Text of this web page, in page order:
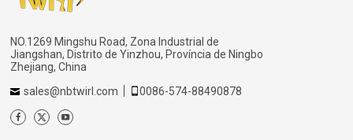
NO.1269 Mingshu Road, Zona Industrial de
Jiangshan, Distrito de Yinzhou, Província de Ningbo
Zhejiang, China
sales@nbtwirl.com
0086-574-88490878